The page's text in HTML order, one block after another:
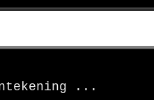
...